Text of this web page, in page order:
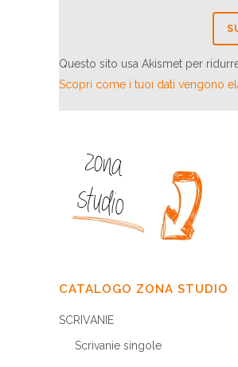
Questo sito usa Akismet per
Scopri come i tuoi dati vengono
CATALOGO ZONA STUDIO
SCRIVANIE
Scrivanie singole